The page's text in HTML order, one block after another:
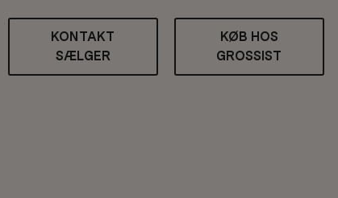
KONTAKT
SÆLGER
KØB HOS
GROSSIST